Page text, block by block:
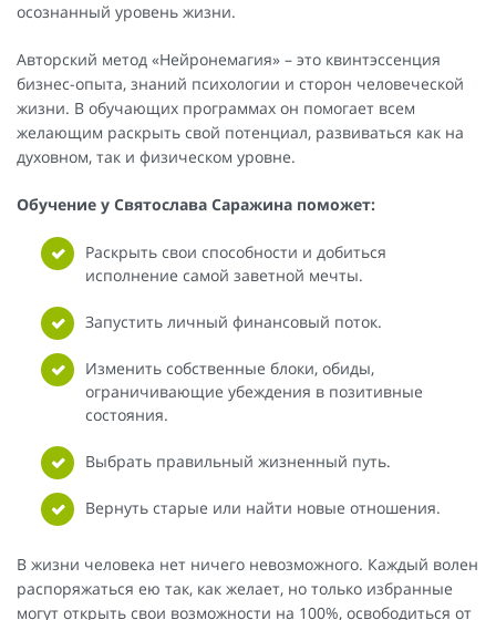
осознанный уровень жизни.
Авторский метод «Нейронемагия» – это квинтэссенция
бизнес-опыта, знаний психологии и сторон человеческой
жизни. В обучающих программах он помогает всем
желающим раскрыть свой потенциал, развиваться как на
духовном, так и физическом уровне.
Обучение у Святослава Саражина поможет:
Раскрыть свои способности и добиться
исполнение самой заветной мечты.
Запустить личный финансовый поток.
Изменить собственные блоки, обиды,
ограничивающие убеждения в позитивные
состояния.
Выбрать правильный жизненный путь.
Вернуть старые или найти новые отношения.
В жизни человека нет ничего невозможного. Каждый волен
распоряжаться ею так, как желает, но только избранные
могут открыть свои возможности на 100%, освободиться от